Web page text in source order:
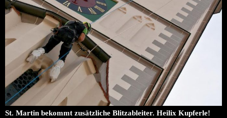
St. Martin bekommt zusätzliche Blitzableiter. Heilix Kupferle!